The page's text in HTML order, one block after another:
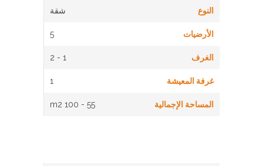
النوع شقة
الأرضيات 5
الغرف 1 - 2
غرفة المعيشة 1
المساحة الإجمالية 55 - 100 m2